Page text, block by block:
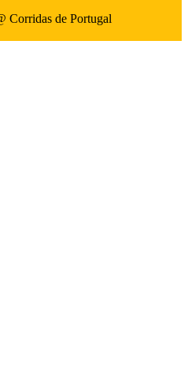
Corridas de Portugal